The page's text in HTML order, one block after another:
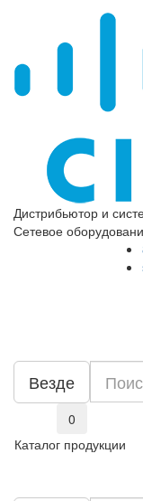
Дистрибьютор и
Сетевое
Везде
0
Каталог продукции